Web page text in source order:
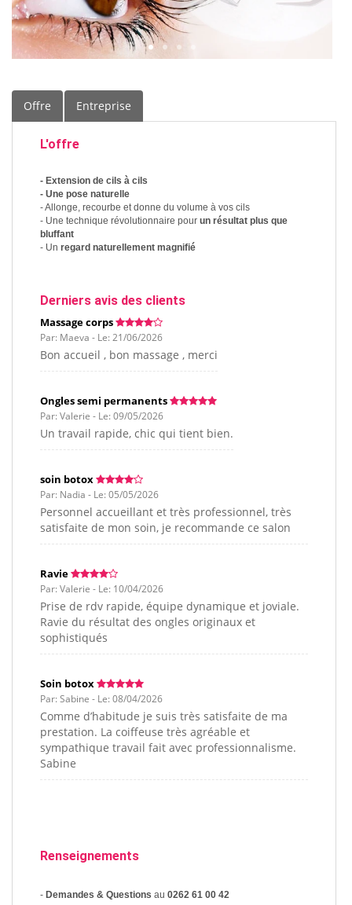
Offre Entreprise
L'offre
- Extension de cils à cils
- Une pose naturelle
- Allonge, recourbe et donne du volume à vos cils
- Une technique révolutionnaire pour un résultat plus que
bluffant
- Un regard naturellement magnifié
Derniers avis des clients
Massage corps
Par: Maeva - Le: 21/06/2026
Bon accueil , bon massage , merci
Ongles semi permanents
Par: Valerie - Le: 09/05/2026
Un travail rapide, chic qui tient bien.
soin botox
Par: Nadia - Le: 05/05/2026
Personnel accueillant et très professionnel, très
satisfaite de mon soin, je recommande ce salon
Ravie
Par: Valerie - Le: 10/04/2026
Prise de rdv rapide, équipe dynamique et joviale.
Ravie du résultat des ongles originaux et
sophistiqués
Soin botox
Par: Sabine - Le: 08/04/2026
Comme d’habitude je suis très satisfaite de ma
prestation. La coiffeuse très agréable et
sympathique travail fait avec professionnalisme.
Sabine
Renseignements
- Demandes & Questions au 0262 61 00 42